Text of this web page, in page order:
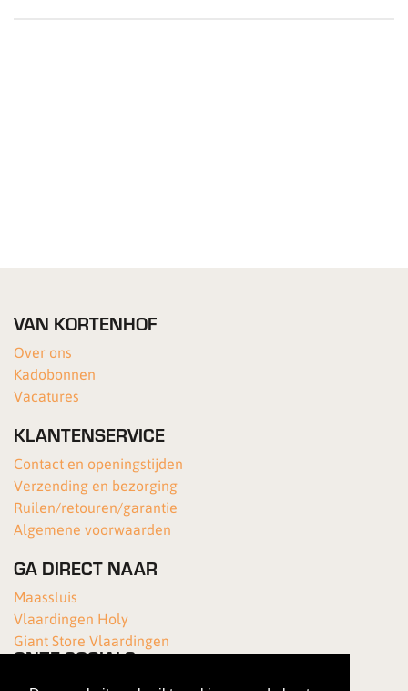
VAN KORTENHOF
Over ons
Kadobonnen
Vacatures
KLANTENSERVICE
Contact en openingstijden
Verzending en bezorging
Ruilen/retouren/garantie
Algemene voorwaarden
GA DIRECT NAAR
Maassluis
Vlaardingen Holy
Giant Store Vlaardingen
ONZE SOCIALS